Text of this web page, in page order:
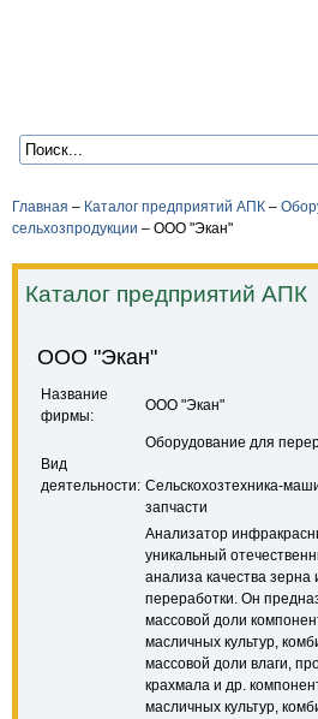
Главная – Каталог предприятий АПК –
сельхозпродукции – ООО "Экан"
Каталог предприятий АПК
ООО "Экан"
Название
фирмы:
ООО "Экан"
Вид
деятельности:
Оборудование для
Сельскохозтехника-
запчасти
Анализатор
уникальный
анализа качества зерна
переработки. Он
массовой доли
масличных культур,
массовой доли влаги,
крахмала и др.
масличных культур,